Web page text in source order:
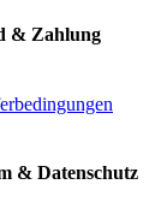
& Zahlung
& Datenschutz